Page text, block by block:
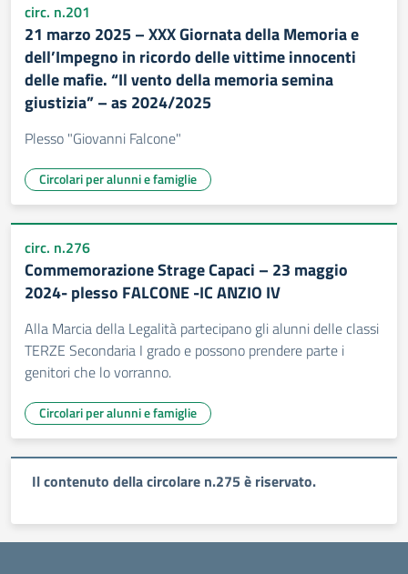
circ. n.201
21 marzo 2025 – XXX Giornata della Memoria e
dell’Impegno in ricordo delle vittime innocenti
delle mafie. “Il vento della memoria semina
giustizia” – as 2024/2025
Plesso "Giovanni Falcone"
Circolari per alunni e famiglie
circ. n.276
Commemorazione Strage Capaci – 23 maggio
2024- plesso FALCONE -IC ANZIO IV
Alla Marcia della Legalità partecipano gli alunni delle classi
TERZE Secondaria I grado e possono prendere parte i
genitori che lo vorranno.
Circolari per alunni e famiglie
Il contenuto della circolare n.275 è riservato.